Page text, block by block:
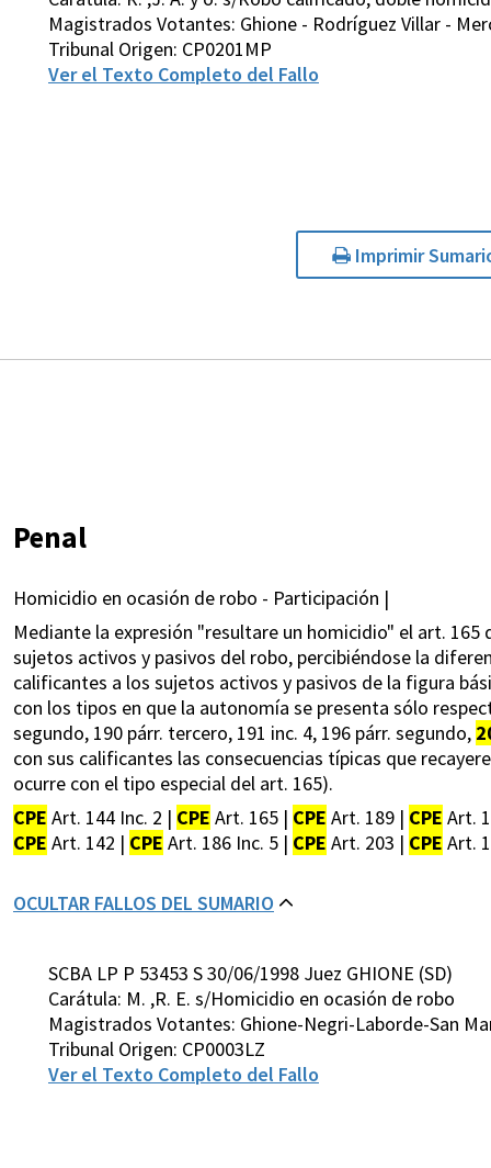
Magistrados Votantes: Ghione - Rodríguez Villar -
Tribunal Origen: CP0201MP
Ver el Texto Completo del Fallo
Imprimir
Penal
Homicidio en ocasión de robo - Participación |
Mediante la expresión "resultare un homicidio" el art.
sujetos activos y pasivos del robo, percibiéndose la
calificantes a los sujetos activos y pasivos de la figura
con los tipos en que la autonomía se presenta sólo
segundo, 190 párr. tercero, 191 inc. 4, 196 párr. segundo,
con sus calificantes las consecuencias típicas que
ocurre con el tipo especial del art. 165).
CPE Art. 144 Inc. 2 | CPE Art. 165 | CPE Art. 189 | CPE Art.
CPE Art. 142 | CPE Art. 186 Inc. 5 | CPE Art. 203 | CPE Art.
OCULTAR FALLOS DEL SUMARIO
SCBA LP P 53453 S 30/06/1998 Juez GHIONE (SD)
Carátula: M. ,R. E. s/Homicidio en ocasión de robo
Magistrados Votantes: Ghione-Negri-Laborde-San
Tribunal Origen: CP0003LZ
Ver el Texto Completo del Fallo